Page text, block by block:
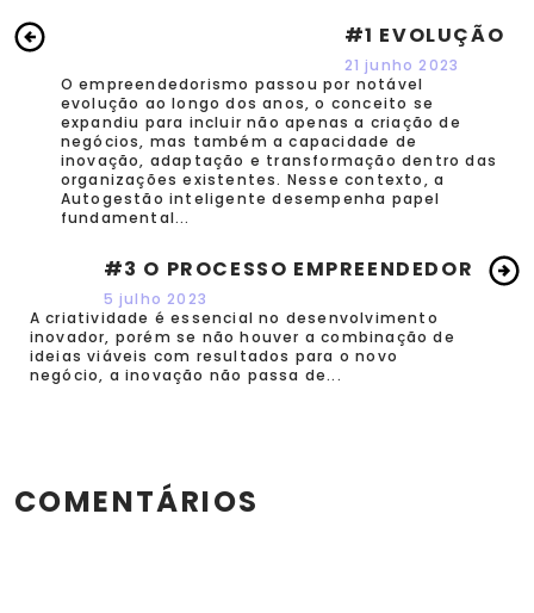
#1 EVOLUÇÃO
21 junho 2023
O empreendedorismo passou por notável
evolução ao longo dos anos, o conceito se
expandiu para incluir não apenas a criação de
negócios, mas também a capacidade de
inovação, adaptação e transformação dentro das
organizações existentes. Nesse contexto, a
Autogestão inteligente desempenha papel
fundamental...
#3 O PROCESSO EMPREENDEDOR
5 julho 2023
A criatividade é essencial no desenvolvimento
inovador, porém se não houver a combinação de
ideias viáveis com resultados para o novo
negócio, a inovação não passa de...
COMENTÁRIOS